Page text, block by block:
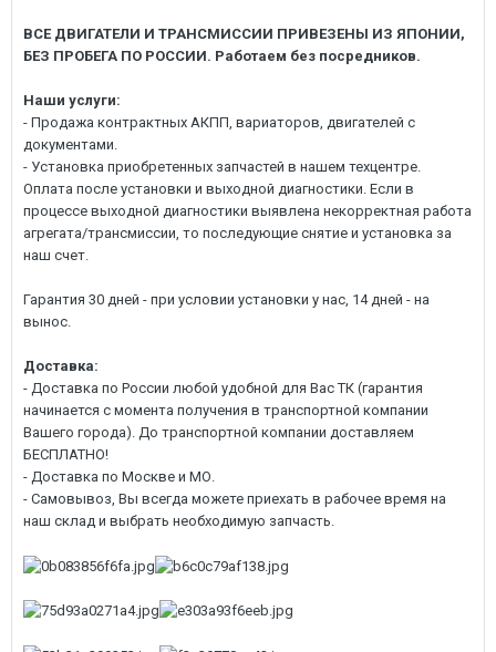
ВСЕ ДВИГАТЕЛИ И ТРАНСМИССИИ ПРИВЕЗЕНЫ ИЗ ЯПОНИИ,
БЕЗ ПРОБЕГА ПО РОССИИ. Работаем без посредников.
Наши услуги:
- Продажа контрактных АКПП, вариаторов, двигателей с
документами.
- Установка приобретенных запчастей в нашем техцентре.
Оплата после установки и выходной диагностики. Если в
процессе выходной диагностики выявлена некорректная работа
агрегата/трансмиссии, то последующие снятие и установка за
наш счет.
Гарантия 30 дней - при условии установки у нас, 14 дней - на
вынос.
Доставка:
- Доставка по России любой удобной для Вас ТК (гарантия
начинается с момента получения в транспортной компании
Вашего города). До транспортной компании доставляем
БЕСПЛАТНО!
- Доставка по Москве и МО.
- Самовывоз, Вы всегда можете приехать в рабочее время на
наш склад и выбрать необходимую запчасть.